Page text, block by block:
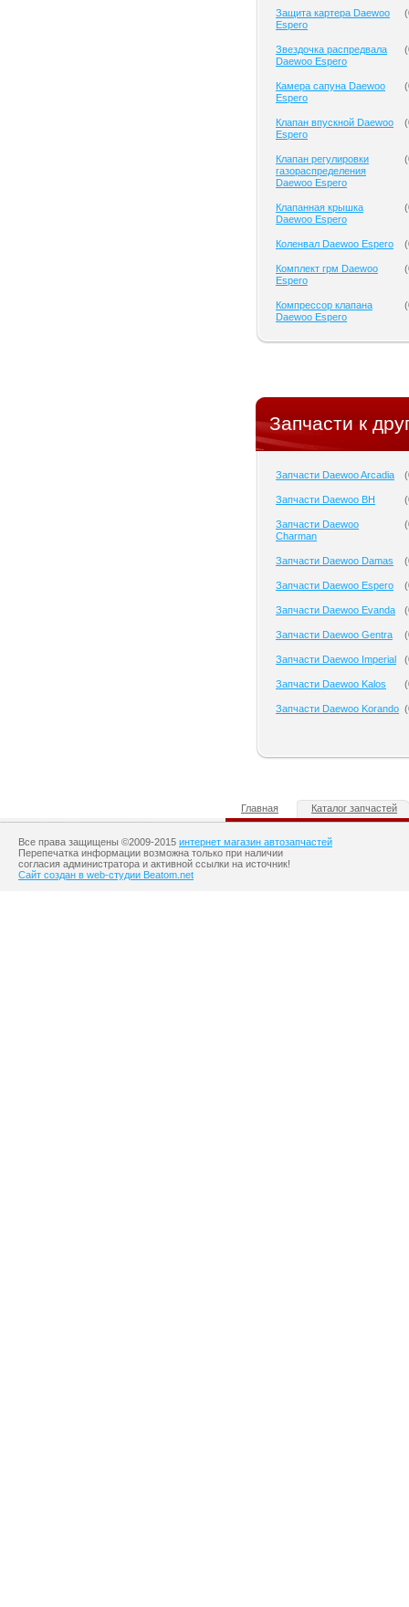
Защита картера Daewoo
Espero
(
Звездочка распредвала
Daewoo Espero
(
Камера сапуна Daewoo
Espero
(
Клапан впускной Daewoo
Espero
(
Клапан регулировки
газораспределения
Daewoo Espero
(
Клапанная крышка
Daewoo Espero
(
Коленвал Daewoo Espero (
Комплект грм Daewoo
Espero
(
Компрессор клапана
Daewoo Espero
(
Запчасти к
Запчасти Daewoo Arcadia (
Запчасти Daewoo BH (
Запчасти Daewoo
Charman
(
Запчасти Daewoo Damas (
Запчасти Daewoo Espero (
Запчасти Daewoo Evanda (
Запчасти Daewoo Gentra (
Запчасти Daewoo Imperial (
Запчасти Daewoo Kalos (
Запчасти Daewoo Korando (
Главная Каталог запчастей
Все права защищены ©2009-2015 интернет магазин автозапчастей
Перепечатка информации возможна только при наличии
согласия администратора и активной ссылки на источник!
Сайт создан в web-студии Beatom.net